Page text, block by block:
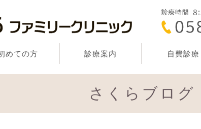
めての方 診療案内 自費診療
さくらブログ